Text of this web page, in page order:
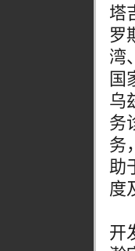
塔
罗
湾
国
乌
务
务
助
度
开